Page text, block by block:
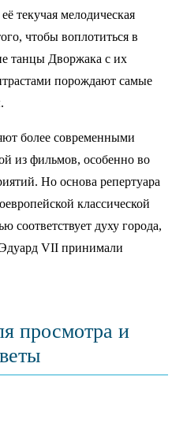
текучая мелодическая
чтобы воплотиться в
танцы Дворжака с их
порождают самые
более современными
из фильмов, особенно во
Но основа репертуара
классической
соответствует духу города,
VII принимали
просмотра и